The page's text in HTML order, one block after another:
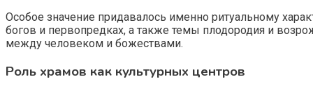
Особое значение придавалось именно ритуальному
богов и первопредках, а также темы плодородия и
между человеком и божествами.
Роль храмов как культурных центров